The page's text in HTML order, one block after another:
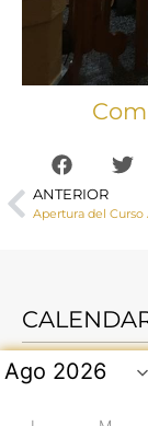
ANTERIOR